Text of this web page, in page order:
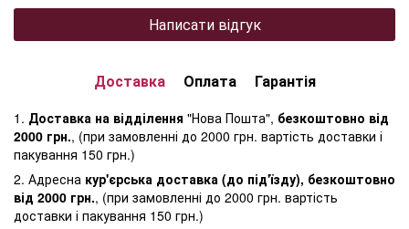
Написати відгук
Доставка Оплата Гарантія
1. Доставка на відділення "Нова Пошта", безкоштовно від
2000 грн., (при замовленні до 2000 грн. вартість доставки і
пакування 150 грн.)
2. Адресна кур'єрська доставка (до під'їзду), безкоштовно
від 2000 грн., (при замовленні до 2000 грн. вартість
доставки і пакування 150 грн.)